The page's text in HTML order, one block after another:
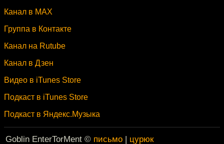
Канал в MAX
Группа в Контакте
Канал на Rutube
Канал в Дзен
Видео в iTunes Store
Подкаст в iTunes Store
Подкаст в Яндекс.Музыка
Goblin EnterTorMent © письмо | цурюк